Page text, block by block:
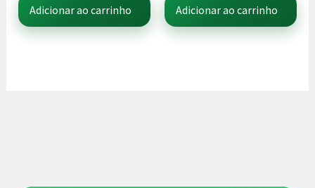
Adicionar ao carrinho Adicionar ao carrinho